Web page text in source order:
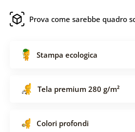
Prova come sarebbe quadro
Stampa ecologica
Tela premium 280 g/m²
Colori profondi